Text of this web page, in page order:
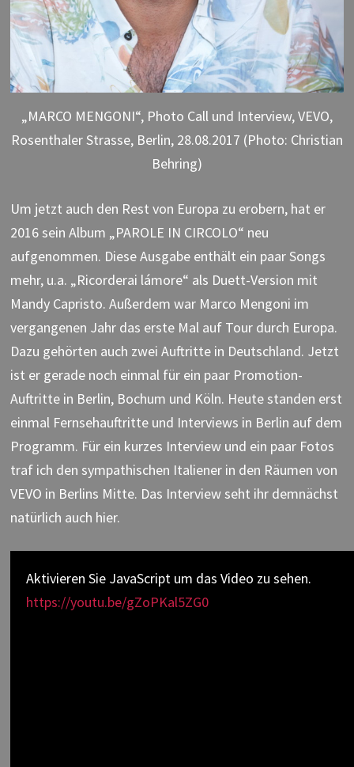
„MARCO MENGONI“, Photo Call und Interview, VEVO,
Rosenthaler Strasse, Berlin, 28.08.2017 (Photo: Christian
Behring)
Um jetzt auch den Rest von Europa zu erobern, hat er
2016 sein Album „PAROLE IN CIRCOLO“ neu
aufgenommen. Diese Ausgabe enthält ein paar Songs
mehr, u.a. „Ricorderai lámore“ als Duett-Version mit
Mandy Capristo. Außerdem war Marco Mengoni im
vergangenen Jahr das erste Mal auf Tour durch Europa.
Dazu gehörten auch zwei Auftritte in Deutschland. Jetzt
ist er gerade noch einmal für ein paar Promotion-
Auftritte in Berlin, Bochum und Köln. Heute standen erst
einmal Fernsehauftritte und Interviews in Berlin auf dem
Programm. Für ein kurzes Interview und ein paar Fotos
traf ich den sympathischen Italiener in den Räumen von
VEVO in Berlins Mitte. Das Interview seht ihr demnächst
natürlich auch hier.
Aktivieren Sie JavaScript um das Video zu sehen.
https://youtu.be/gZoPKal5ZG0